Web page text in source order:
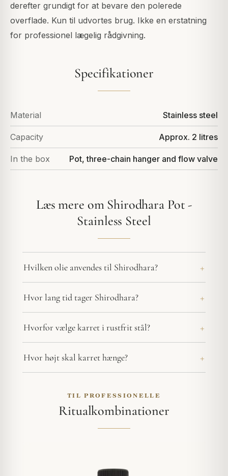
derefter grundigt for at bevare den polerede
overflade. Kun til udvortes brug. Ikke en erstatning
for professionel lægelig rådgivning.
Specifikationer
Material Stainless steel
Capacity Approx. 2 litres
In the box Pot, three-chain hanger and flow valve
Læs mere om Shirodhara Pot -
Stainless Steel
Hvilken olie anvendes til Shirodhara?
Hvor lang tid tager Shirodhara?
Hvorfor vælge karret i rustfrit stål?
Hvor højt skal karret hænge?
TIL PROFESSIONELLE
Ritualkombinationer